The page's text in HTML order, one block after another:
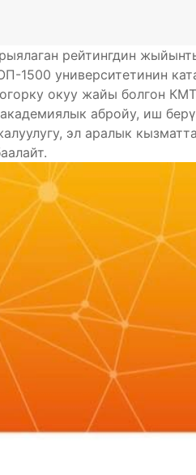
рейтингдин
1500 университетинин
окуу жайы болгон
абройу, иш
эл аралык